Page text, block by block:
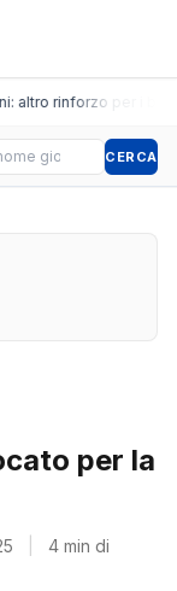
altro rinforzo per i
CERCA
per la
4 min di